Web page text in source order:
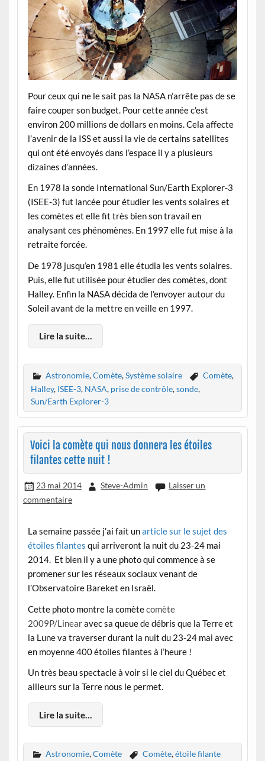
Pour ceux qui ne le sait pas la NASA n’arrête pas de se
faire couper son budget. Pour cette année c’est
environ 200 millions de dollars en moins. Cela affecte
l’avenir de la ISS et aussi la vie de certains satellites
qui ont été envoyés dans l’espace il y a plusieurs
dizaines d’années.
En 1978 la sonde International Sun/Earth Explorer-3
(ISEE-3) fut lancée pour étudier les vents solaires et
les comètes et elle fit très bien son travail en
analysant ces phénomènes. En 1997 elle fut mise à la
retraite forcée.
De 1978 jusqu’en 1981 elle étudia les vents solaires.
Puis, elle fut utilisée pour étudier des comètes, dont
Halley. Enfin la NASA décida de l’envoyer autour du
Soleil avant de la mettre en veille en 1997.
Lire la suite…
Astronomie,Comète,Système solaire Comète,
Halley, ISEE-3, NASA, prise de contrôle,sonde,
Sun/Earth Explorer-3
Voici la comète qui nous donnera les étoiles
filantes cette nuit !
23 mai 2014 Steve-Admin
Laisser un
commentaire
La semaine passée j’ai fait unarticle sur le sujet des
étoiles filantes qui arriveront la nuit du 23-24 mai
2014. Et bien il y a une photo qui commence à se
promener sur les réseaux sociaux venant de
l’Observatoire Bareket en Israël.
Cette photo montre la comètecomète
2009P/Linearavec sa queue de débris que la Terre et
la Lune va traverser durant la nuit du 23-24 mai avec
en moyenne 400 étoiles filantes à l’heure !
Un très beau spectacle à voir si le ciel du Québec et
ailleurs sur la Terre nous le permet.
Lire la suite…
Astronomie,Comète Comète,étoile filante